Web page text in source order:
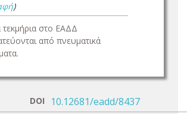
)
στο ΕΑΔΔ
από πνευματικά
DOI 10.12681/eadd/8437